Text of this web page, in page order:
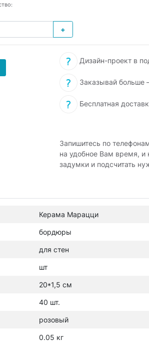
+
Дизайн-проект в
Заказывай больше
Бесплатная
Запишитесь по
на удобное Вам время, и
задумки и подсчитать
Керама Марацци
бордюры
для стен
шт
20*1,5 см
40 шт.
розовый
0.05 кг